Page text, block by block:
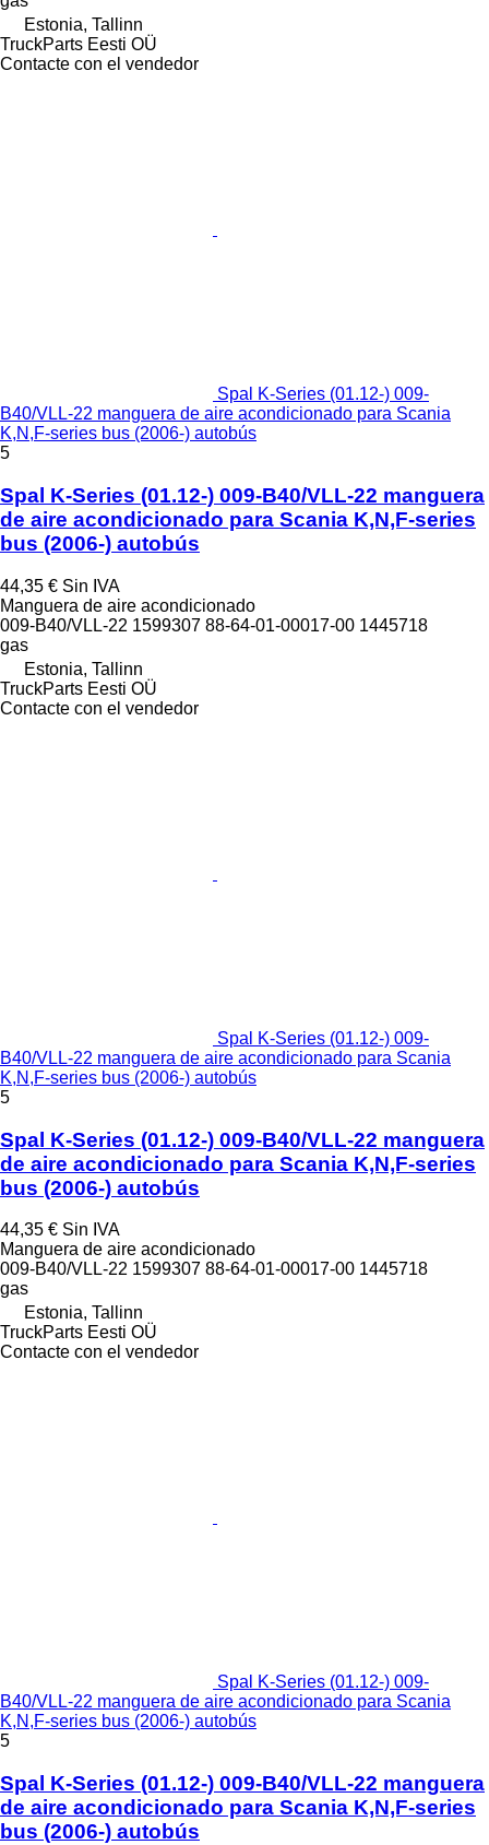
Estonia, Tallinn
TruckParts Eesti OÜ
Contacte con el vendedor
Spal K-Series (01.12-) 009-
B40/VLL-22 manguera de aire acondicionado para Scania
K,N,F-series bus (2006-) autobús
5
Spal K-Series (01.12-) 009-B40/VLL-22 manguera
de aire acondicionado para Scania K,N,F-series
bus (2006-) autobús
44,35 € Sin IVA
Manguera de aire acondicionado
009-B40/VLL-22 1599307 88-64-01-00017-00 1445718
gas
Estonia, Tallinn
TruckParts Eesti OÜ
Contacte con el vendedor
Spal K-Series (01.12-) 009-
B40/VLL-22 manguera de aire acondicionado para Scania
K,N,F-series bus (2006-) autobús
5
Spal K-Series (01.12-) 009-B40/VLL-22 manguera
de aire acondicionado para Scania K,N,F-series
bus (2006-) autobús
44,35 € Sin IVA
Manguera de aire acondicionado
009-B40/VLL-22 1599307 88-64-01-00017-00 1445718
gas
Estonia, Tallinn
TruckParts Eesti OÜ
Contacte con el vendedor
Spal K-Series (01.12-) 009-
B40/VLL-22 manguera de aire acondicionado para Scania
K,N,F-series bus (2006-) autobús
5
Spal K-Series (01.12-) 009-B40/VLL-22 manguera
de aire acondicionado para Scania K,N,F-series
bus (2006-) autobús